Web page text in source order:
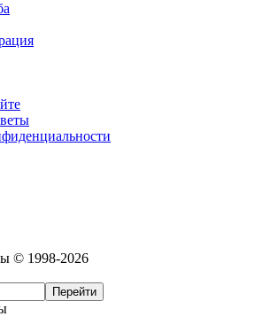
© 1998-2026